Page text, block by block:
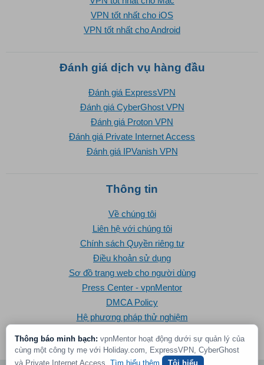
VPN tốt nhất cho iOS
VPN tốt nhất cho Android
Đánh giá dịch vụ hàng đầu
Đánh giá ExpressVPN
Đánh giá CyberGhost VPN
Đánh giá Proton VPN
Đánh giá Private Internet Access
Đánh giá IPVanish VPN
Thông tin
Về chúng tôi
Liên hệ với chúng tôi
Chính sách Quyền riêng tư
Điều khoản sử dụng
Sơ đồ trang web cho người dùng
Press Center - vpnMentor
DMCA Policy
Hệ phương pháp thử nghiệm
Thông báo minh bạch: vpnMentor hoạt động dưới sự quản lý của
cùng một công ty mẹ với Holiday.com, ExpressVPN, CyberGhost
và Private Internet Access. Tìm hiểu thêm Tôi hiểu